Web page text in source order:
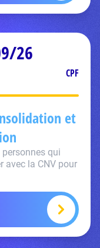
26
CPF
et
qui
avec la CNV pour